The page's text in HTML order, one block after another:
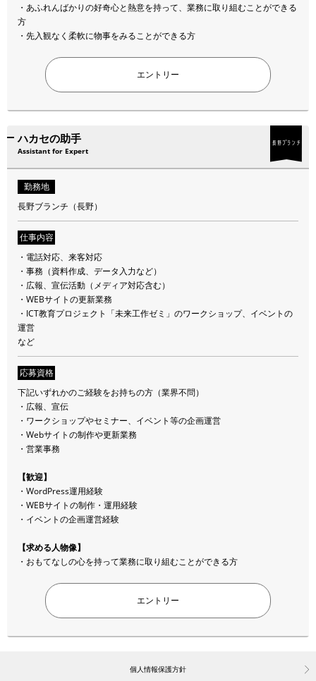
・あふれんばかりの好奇心と熱意を持って、業務に取り組むことができる
方
・先入観なく柔軟に物事をみることができる方
エントリー
ハカセの助手
Assistant for Expert
勤務地
長野ブランチ（長野）
仕事内容
・電話対応、来客対応
・事務（資料作成、データ入力など）
・広報、宣伝活動（メディア対応含む）
・WEBサイトの更新業務
・ICT教育プロジェクト「未来工作ゼミ」のワークショップ、イベントの
運営
など
応募資格
下記いずれかのご経験をお持ちの方（業界不問）
・広報、宣伝
・ワークショップやセミナー、イベント等の企画運営
・Webサイトの制作や更新業務
・営業事務
【歓迎】
・WordPress運用経験
・WEBサイトの制作・運用経験
・イベントの企画運営経験
【求める人物像】
・おもてなしの心を持って業務に取り組むことができる方
エントリー
個人情報保護方針